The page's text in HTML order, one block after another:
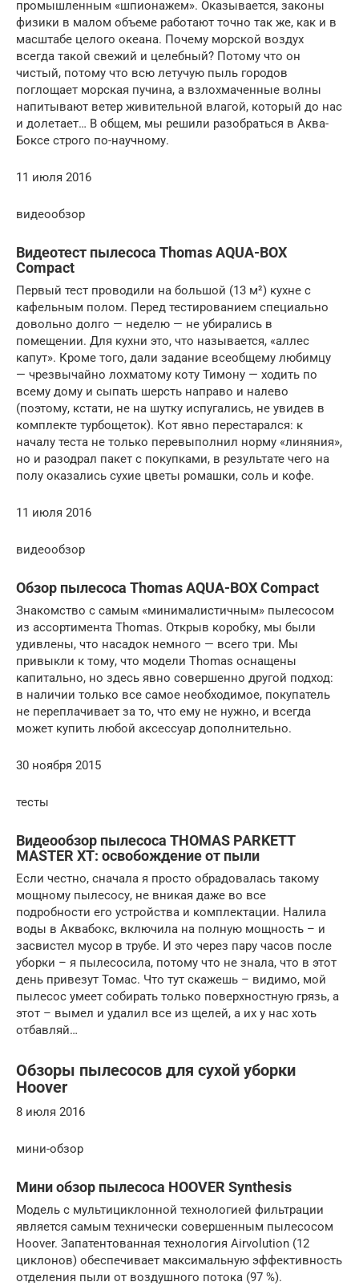
промышленным «шпионажем». Оказывается, законы
физики в малом объеме работают точно так же, как и в
масштабе целого океана. Почему морской воздух
всегда такой свежий и целебный? Потому что он
чистый, потому что всю летучую пыль городов
поглощает морская пучина, а взлохмаченные волны
напитывают ветер живительной влагой, который до нас
и долетает… В общем, мы решили разобраться в Аква-
Боксе строго по-научному.
11 июля 2016
видеообзор
Видеотест пылесоса Thomas AQUA-BOX
Compact
Первый тест проводили на большой (13 м²) кухне с
кафельным полом. Перед тестированием специально
довольно долго — неделю — не убирались в
помещении. Для кухни это, что называется, «аллес
капут». Кроме того, дали задание всеобщему любимцу
— чрезвычайно лохматому коту Тимону — ходить по
всему дому и сыпать шерсть направо и налево
(поэтому, кстати, не на шутку испугались, не увидев в
комплекте турбощеток). Кот явно перестарался: к
началу теста не только перевыполнил норму «линяния»,
но и разодрал пакет с покупками, в результате чего на
полу оказались сухие цветы ромашки, соль и кофе.
11 июля 2016
видеообзор
Обзор пылесоса Thomas AQUA-BOX Compact
Знакомство с самым «минималистичным» пылесосом
из ассортимента Thomas. Открыв коробку, мы были
удивлены, что насадок немного — всего три. Мы
привыкли к тому, что модели Thomas оснащены
капитально, но здесь явно совершенно другой подход:
в наличии только все самое необходимое, покупатель
не переплачивает за то, что ему не нужно, и всегда
может купить любой аксессуар дополнительно.
30 ноября 2015
тесты
Видеообзор пылесоса THOMAS PARKETT
MASTER XT: освобождение от пыли
Если честно, сначала я просто обрадовалась такому
мощному пылесосу, не вникая даже во все
подробности его устройства и комплектации. Налила
воды в Аквабокс, включила на полную мощность – и
засвистел мусор в трубе. И это через пару часов после
уборки – я пылесосила, потому что не знала, что в этот
день привезут Томас. Что тут скажешь – видимо, мой
пылесос умеет собирать только поверхностную грязь, а
этот – вымел и удалил все из щелей, а их у нас хоть
отбавляй…
Обзоры пылесосов для сухой уборки
Hoover
8 июля 2016
мини-обзор
Мини обзор пылесоса HOOVER Synthesis
Модель с мультициклонной технологией фильтрации
является самым технически совершенным пылесосом
Hoover. Запатентованная технология Airvolution (12
циклонов) обеспечивает максимальную эффективность
отделения пыли от воздушного потока (97 %).